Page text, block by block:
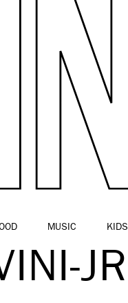
MUSIC KIDS
JR